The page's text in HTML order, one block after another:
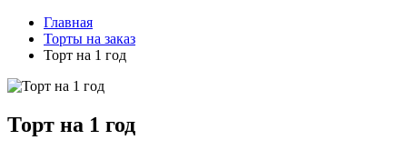
Главная
Торты на заказ
Торт на 1 год
Торт на 1 год